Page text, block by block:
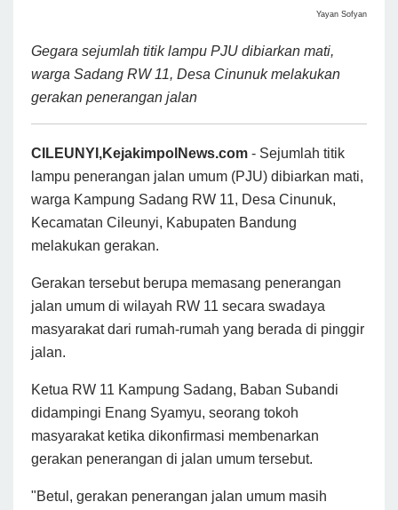
Yayan Sofyan
Gegara sejumlah titik lampu PJU dibiarkan mati,
warga Sadang RW 11, Desa Cinunuk melakukan
gerakan penerangan jalan
CILEUNYI,KejakimpolNews.com - Sejumlah titik
lampu penerangan jalan umum (PJU) dibiarkan mati,
warga Kampung Sadang RW 11, Desa Cinunuk,
Kecamatan Cileunyi, Kabupaten Bandung
melakukan gerakan.
Gerakan tersebut berupa memasang penerangan
jalan umum di wilayah RW 11 secara swadaya
masyarakat dari rumah-rumah yang berada di pinggir
jalan.
Ketua RW 11 Kampung Sadang, Baban Subandi
didampingi Enang Syamyu, seorang tokoh
masyarakat ketika dikonfirmasi membenarkan
gerakan penerangan di jalan umum tersebut.
"Betul, gerakan penerangan jalan umum masih